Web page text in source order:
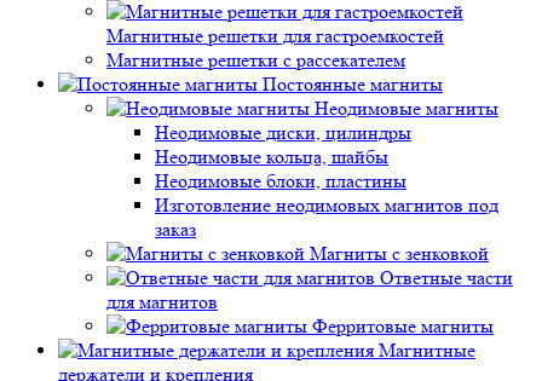
Магнитные решетки для гастроемкостей
Магнитные решетки с рассекателем
Постоянные магниты
Неодимовые магниты
Неодимовые диски, цилиндры
Неодимовые кольца, шайбы
Неодимовые блоки, пластины
Изготовление неодимовых магнитов под
заказ
Магниты с зенковкой
Ответные части
для магнитов
Ферритовые магниты
Магнитные
держатели и крепления